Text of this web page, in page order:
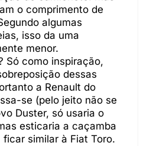
o comprimento de
algumas
isso da uma
menor.
Só como inspiração,
dessas
a Renault do
se (pelo jeito não se
Duster, só usaria o
esticaria a caçamba
similar à Fiat Toro.